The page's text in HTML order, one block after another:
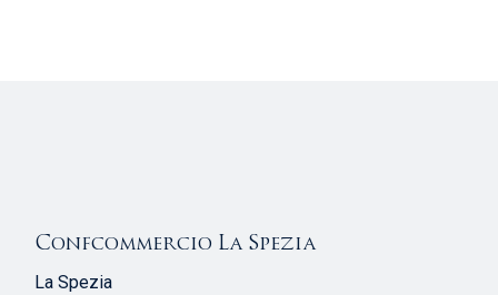
Confcommercio La Spezia
La Spezia